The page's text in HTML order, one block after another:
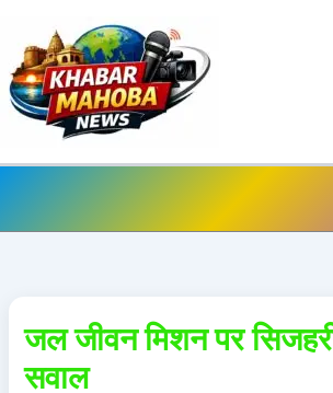
content
जल जीवन मिशन पर
सवाल